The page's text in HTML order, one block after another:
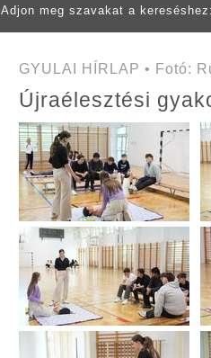
Adjon meg szavakat a
GYULAI HÍRLAP • Fotó:
Újraélesztési